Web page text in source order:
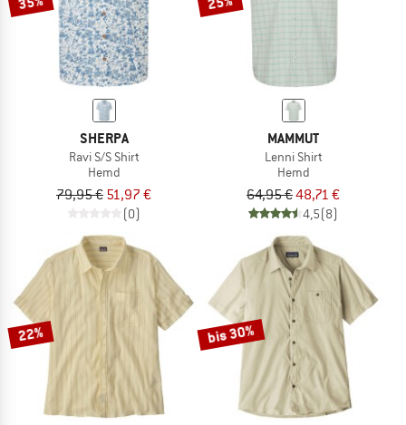
SHERPA
Ravi S/S Shirt
Hemd
79,95 € 51,97 €
(0)
MAMMUT
Lenni Shirt
Hemd
64,95 €48,71 €
4,5(8)
22% bis 30%